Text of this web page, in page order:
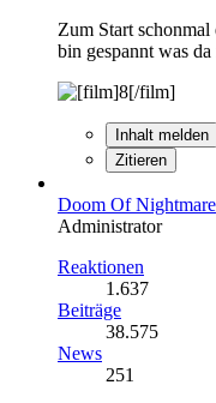
Zum Start schonmal
bin gespannt was
Inhalt melden
Zitieren
Doom Of Nightmare
Administrator
Reaktionen
1.637
Beiträge
38.575
News
251